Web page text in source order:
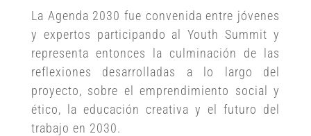
La Agenda 2030 fue convenida entre jóvenes
y expertos participando al Youth Summit y
representa entonces la culminación de las
reflexiones desarrolladas a lo largo del
proyecto, sobre el emprendimiento social y
ético, la educación creativa y el futuro del
trabajo en 2030.